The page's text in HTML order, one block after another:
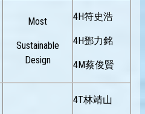
Most
Sustainable
Design
4H符史浩
4H鄧力銘
4M蔡俊賢
4T林靖山